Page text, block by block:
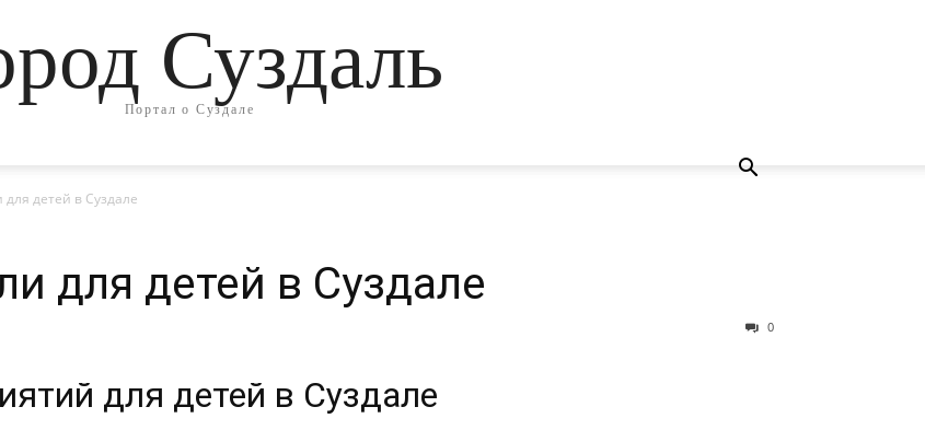
Суздаль
Портал о Суздале
детей в Суздале
для детей в Суздале
0
для детей в Суздале